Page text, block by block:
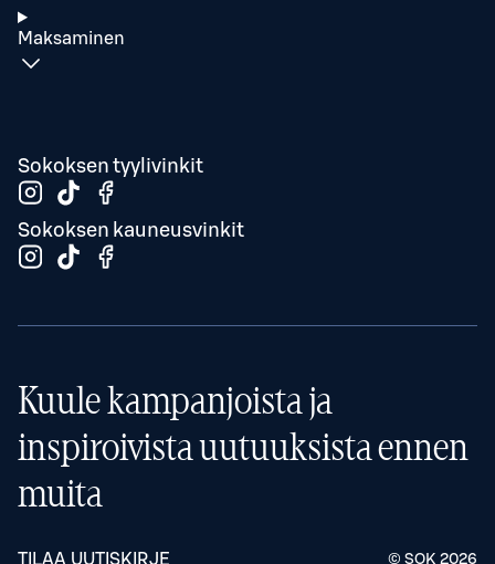
Maksaminen
Sokoksen tyylivinkit
Sokoksen kauneusvinkit
Kuule kampanjoista ja
inspiroivista uutuuksista ennen
muita
TILAA UUTISKIRJE © SOK 2026